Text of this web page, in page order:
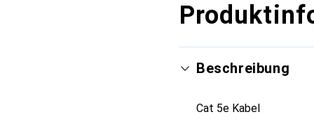
Beschreibung
Cat 5e Kabel